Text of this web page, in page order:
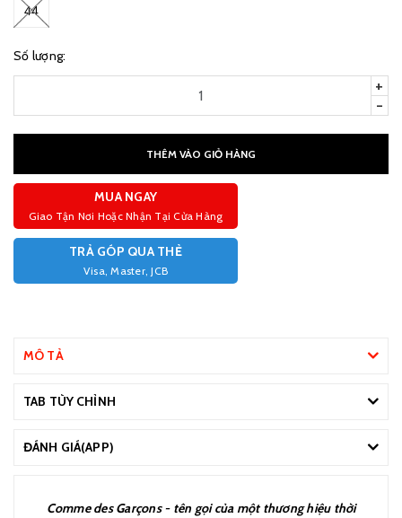
44
Số lượng:
+
-
THÊM VÀO GIỎ HÀNG
MUA NGAY
Giao Tận Nơi Hoặc Nhận Tại Cửa Hàng
TRẢ GÓP QUA THẺ
Visa, Master, JCB
MÔ TẢ
TAB TÙY CHỈNH
ĐÁNH GIÁ(APP)
Comme des Garçons - tên gọi của một thương hiệu thời